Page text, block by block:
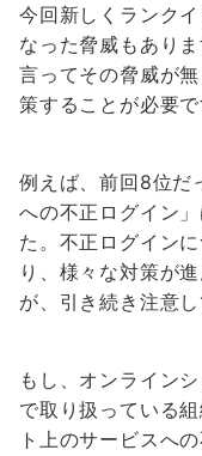
今回新しくランク
なった脅威もあり
言ってその脅威が
策することが必要で
例えば、前回8位だ
への不正ログイン
た。不正ログイン
り、様々な対策が
が、引き続き注意
もし、オンライン
で取り扱っている
ト上のサービスへ